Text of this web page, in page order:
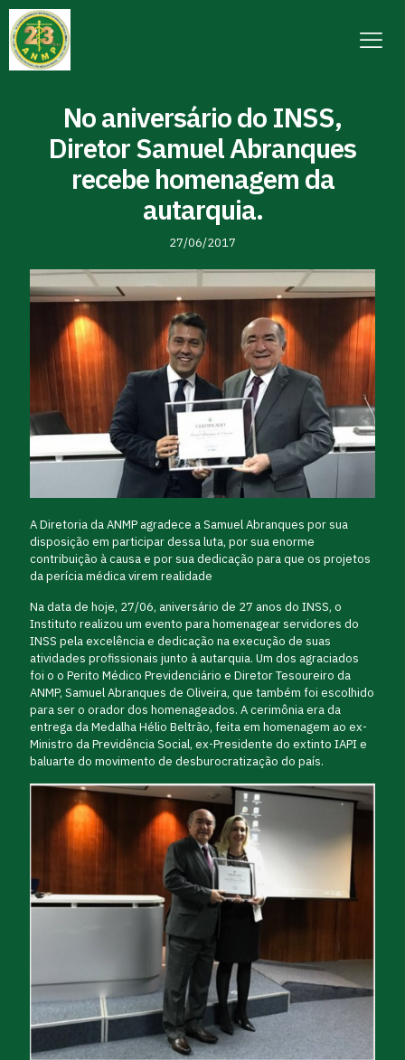
No aniversário do INSS,
Diretor Samuel Abranques
recebe homenagem da
autarquia.
27/06/2017
A Diretoria da ANMP agradece a Samuel Abranques por sua
disposição em participar dessa luta, por sua enorme
contribuição à causa e por sua dedicação para que os projetos
da perícia médica virem realidade
Na data de hoje, 27/06, aniversário de 27 anos do INSS, o
Instituto realizou um evento para homenagear servidores do
INSS pela excelência e dedicação na execução de suas
atividades profissionais junto à autarquia. Um dos agraciados
foi o o Perito Médico Previdenciário e Diretor Tesoureiro da
ANMP, Samuel Abranques de Oliveira, que também foi escolhido
para ser o orador dos homenageados. A cerimônia era da
entrega da Medalha Hélio Beltrão, feita em homenagem ao ex-
Ministro da Previdência Social, ex-Presidente do extinto IAPI e
baluarte do movimento de desburocratização do país.